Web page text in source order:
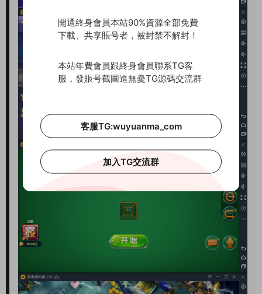
開通終身會員本站90%資源全部免費
下載、共享賬号者，被封禁不解封！
本站年費會員跟終身會員聯系TG客
服，發賬号截圖進無憂TG源碼交流群
客服TG:wuyuanma_com
加入TG交流群